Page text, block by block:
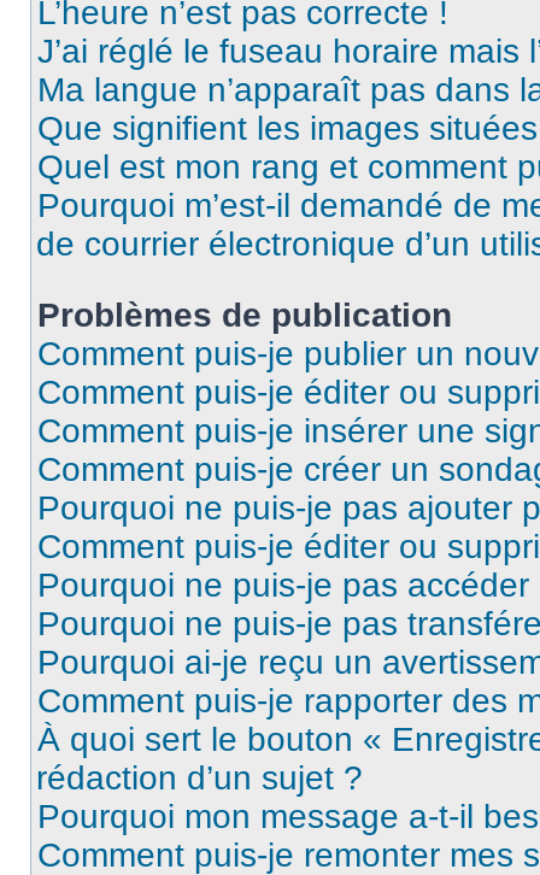
L’heure n’est pas correcte !
J’ai réglé le fuseau horaire mais
Ma langue n’apparaît pas dans
Que signifient les images
Quel est mon rang et comment
Pourquoi m’est-il demandé de
de courrier électronique d’un
Problèmes de publication
Comment puis-je publier un
Comment puis-je éditer ou
Comment puis-je insérer une
Comment puis-je créer un
Pourquoi ne puis-je pas ajouter
Comment puis-je éditer ou
Pourquoi ne puis-je pas
Pourquoi ne puis-je pas
Pourquoi ai-je reçu un
Comment puis-je rapporter des
À quoi sert le bouton «
rédaction d’un sujet ?
Pourquoi mon message a-t-il
Comment puis-je remonter mes